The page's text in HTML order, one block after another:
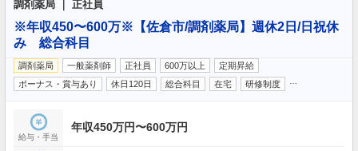
調剤薬局 ｜ 正社員
※年収450〜600万※【佐倉市/調剤薬局】週休2日/日祝休
み 総合科目
調剤薬局 一般薬剤師 正社員 600万以上
定期昇給
ボーナス・賞与あり
休日120日 総合科目 在宅 研修制度
給与・手当
年収450万円〜600万円